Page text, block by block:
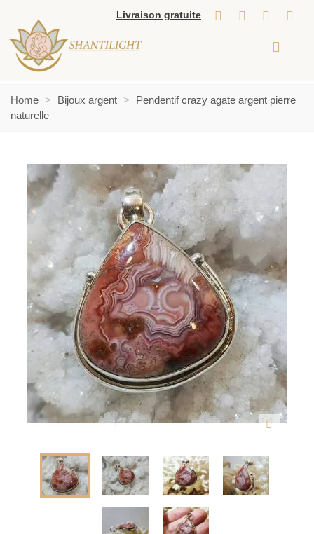
Livraison gratuite
Home > Bijoux argent >
Pendentif crazy agate argent pierre
naturelle